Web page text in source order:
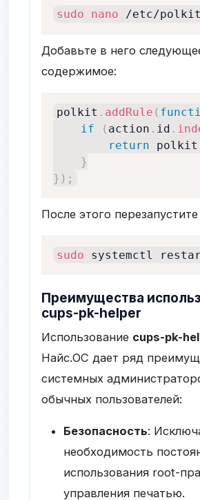
sudo nano /etc/
Добавьте в него
содержимое:
polkit . addRule (
if
( action . id .
return polkit
}
} ) ;
После этого
sudo systemctl
Преимущества
cups-pk-helper
Использование cups-pk-
Найс.ОС дает ряд
системных
обычных пользователей:
Безопасность:
необходимость
использования root-
управления печатью.